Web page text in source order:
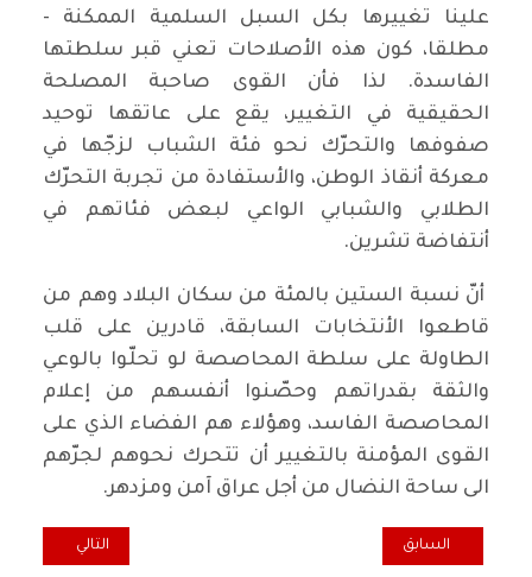
علينا تغييرها بكل السبل السلمية الممكنة -
مطلقا، كون هذه الأصلاحات تعني قبر سلطتها
الفاسدة. لذا فأن القوى صاحبة المصلحة
الحقيقية في التغيير، يقع على عاتقها توحيد
صفوفها والتحرّك نحو فئة الشباب لزجّها في
معركة أنقاذ الوطن، والأستفادة من تجربة التحرّك
الطلابي والشبابي الواعي لبعض فئاتهم في
أنتفاضة تشرين.
أنّ نسبة الستين بالمئة من سكان البلاد وهم من
قاطعوا الأنتخابات السابقة، قادرين على قلب
الطاولة على سلطة المحاصصة لو تحلّوا بالوعي
والثقة بقدراتهم وحصّنوا أنفسهم من إعلام
المحاصصة الفاسد، وهؤلاء هم الفضاء الذي على
القوى المؤمنة بالتغيير أن تتحرك نحوهم لجرّهم
الى ساحة النضال من أجل عراق آمن ومزدهر.
المقال السابق: ‏عندما يُصبح التواضع تهمة
السابق المقال التالي:
التالي